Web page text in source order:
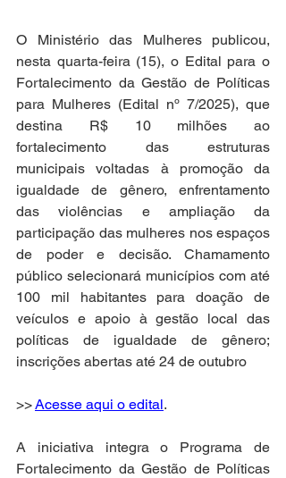
O Ministério das Mulheres publicou,
nesta quarta-feira (15), o Edital para o
Fortalecimento da Gestão de Políticas
para Mulheres (Edital nº 7/2025), que
destina R$ 10 milhões ao
fortalecimento das estruturas
municipais voltadas à promoção da
igualdade de gênero, enfrentamento
das violências e ampliação da
participação das mulheres nos espaços
de poder e decisão. Chamamento
público selecionará municípios com até
100 mil habitantes para doação de
veículos e apoio à gestão local das
políticas de igualdade de gênero;
inscrições abertas até 24 de outubro
>> Acesse aqui o edital.
A iniciativa integra o Programa de
Fortalecimento da Gestão de Políticas